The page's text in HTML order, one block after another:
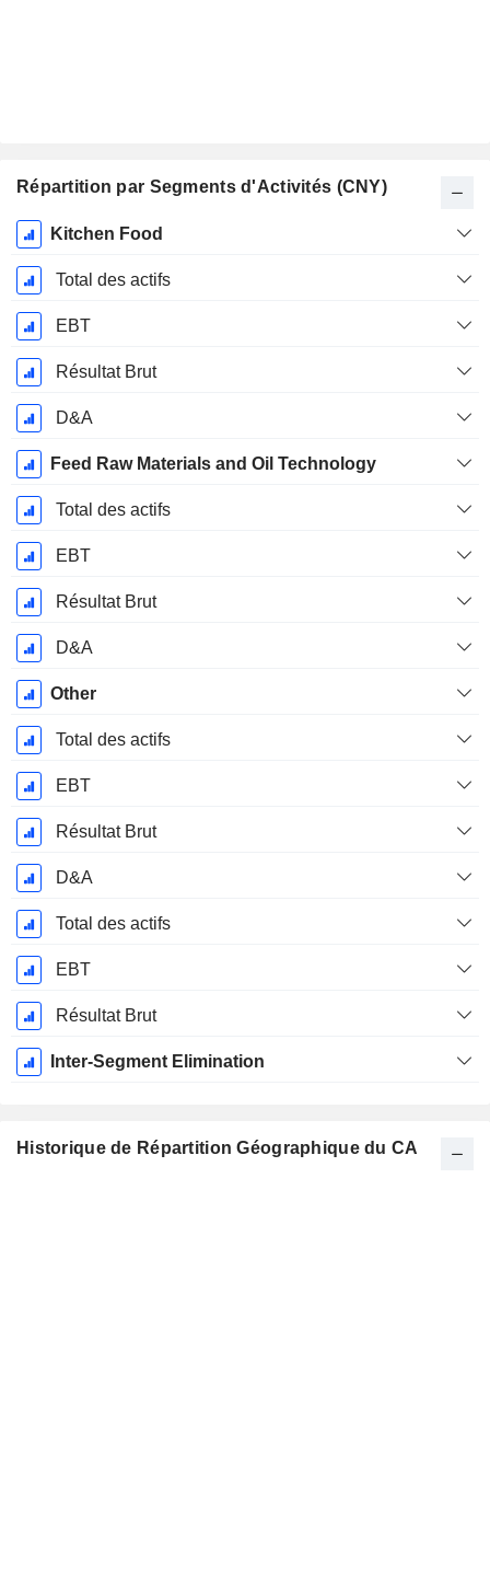
Répartition par Segments d'Activités (CNY)
Période
Fiscale:
Décembre
Kitchen Food
Total des actifs
EBT
Résultat Brut
D&A
Feed Raw Materials and Oil Technology
Total des actifs
EBT
Résultat Brut
D&A
Other
Total des actifs
EBT
Résultat Brut
D&A
Total des actifs
EBT
Résultat Brut
Inter-Segment Elimination
Historique de Répartition Géographique du CA